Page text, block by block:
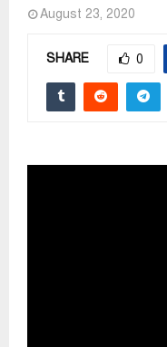
August 23, 2020
SHARE 0